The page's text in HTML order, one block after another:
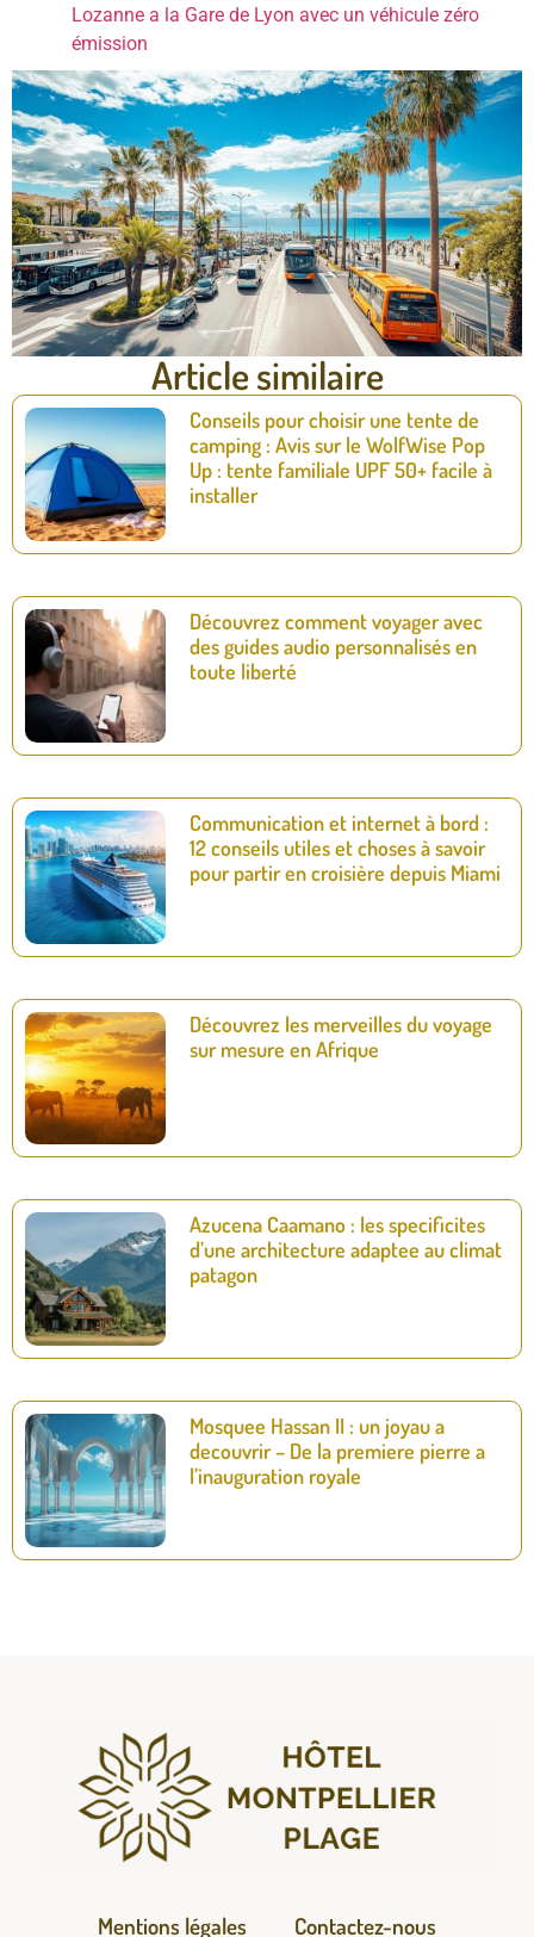
Lozanne a la Gare de Lyon avec un véhicule zéro
émission
Article similaire
Conseils pour choisir une tente de
camping : Avis sur le WolfWise Pop
Up : tente familiale UPF 50+ facile à
installer
Découvrez comment voyager avec
des guides audio personnalisés en
toute liberté
Communication et internet à bord :
12 conseils utiles et choses à savoir
pour partir en croisière depuis Miami
Découvrez les merveilles du voyage
sur mesure en Afrique
Azucena Caamano : les specificites
d’une architecture adaptee au climat
patagon
Mosquee Hassan II : un joyau a
decouvrir – De la premiere pierre a
l’inauguration royale
Mentions légales Contactez-nous